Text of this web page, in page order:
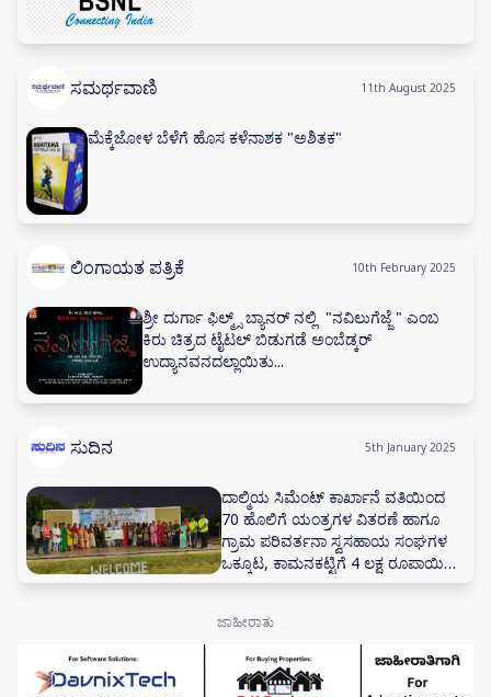
ಸಮರ್ಥವಾಣಿ 11th August 2025
ಮೆಕ್ಕೆಜೋಳ ಬೆಳೆಗೆ ಹೊಸ ಕಳೆನಾಶಕ "ಅಶಿತಕ"
ಲಿಂಗಾಯತ ಪತ್ರಿಕೆ 10th February 2025
ಶ್ರೀ ದುರ್ಗಾ ಫಿಲ್ಮ್ಸ್ ಬ್ಯಾನರ್ ನಲ್ಲಿ "ನವಿಲುಗೆಜ್ಜೆ " ಎಂಬ
ಕಿರು ಚಿತ್ರದ ಟೈಟಲ್ ಬಿಡುಗಡೆ ಅಂಬೆಡ್ಕರ್
ಉದ್ಯಾನವನದಲ್ಲಾಯಿತು...
ಸುದಿನ 5th January 2025
ದಾಲ್ಮಿಯ ಸಿಮೆಂಟ್ ಕಾರ್ಖಾನೆ ವತಿಯಿಂದ
70 ಹೊಲಿಗೆ ಯಂತ್ರಗಳ ವಿತರಣೆ ಹಾಗೂ
ಗ್ರಾಮ ಪರಿವರ್ತನಾ ಸ್ವಸಹಾಯ ಸಂಘಗಳ
ಒಕ್ಕೂಟ, ಕಾಮನಕಟ್ಟಿಗೆ 4 ಲಕ್ಷ ರೂಪಾಯಿಗಳ
ಚೆಕ್ ವಿತರಣೆ